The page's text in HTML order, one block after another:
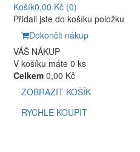
Košík0,00 Kč (0)
Přidali jste do košíku položku
Dokončit nákup
VÁŠ NÁKUP
V košíku máte 0 ks
Celkem 0,00 Kč
ZOBRAZIT KOŠÍK
RYCHLE KOUPIT